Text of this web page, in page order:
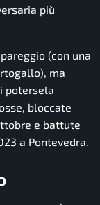
più
(con una
ma
potersela
bloccate
e battute
a Pontevedra.